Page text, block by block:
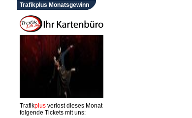
Trafikplus Monatsgewinn
Trafikplusverlost dieses Monat
folgende Tickets mit uns: